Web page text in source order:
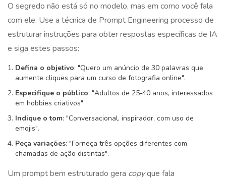
O segredo não está só no modelo, mas em como você fala
com ele. Use a técnica de Prompt Engineering processo de
estruturar instruções para obter respostas específicas de IA
e siga estes passos:
Defina o objetivo: "Quero um anúncio de 30 palavras que
aumente cliques para um curso de fotografia online".
Especifique o público: "Adultos de 25‑40 anos, interessados
em hobbies criativos".
Indique o tom: "Conversacional, inspirador, com uso de
emojis".
Peça variações: "Forneça três opções diferentes com
chamadas de ação distintas".
Um prompt bem estruturado gera copyque fala